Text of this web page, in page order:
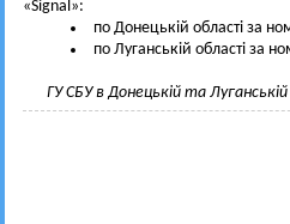
«Signal»:
по Донецькій області за
по Луганській області за
ГУ СБУ в Донецькій та